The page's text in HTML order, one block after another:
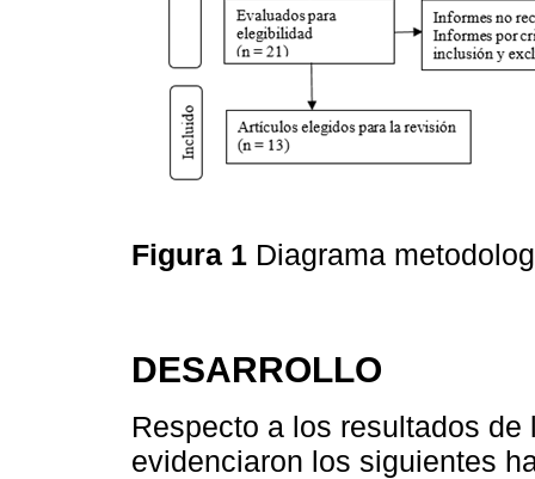
Figura 1 Diagrama
DESARROLLO
Respecto a los resultados
evidenciaron los siguientes